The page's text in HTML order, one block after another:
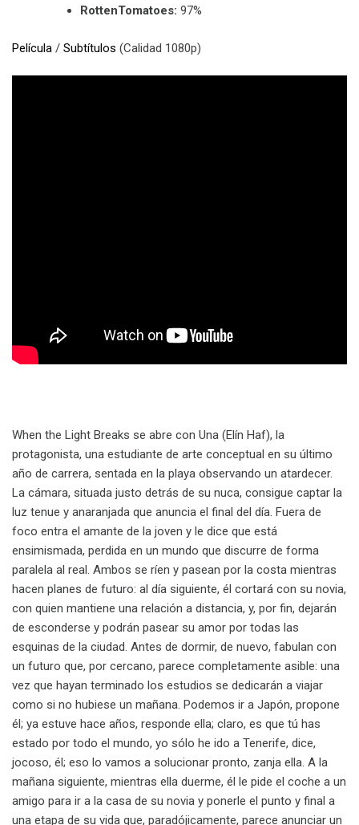
RottenTomatoes: 97%
Película / Subtítulos (Calidad 1080p)
When the Light Breaks se abre con Una (Elín Haf), la
protagonista, una estudiante de arte conceptual en su último
año de carrera, sentada en la playa observando un atardecer.
La cámara, situada justo detrás de su nuca, consigue captar la
luz tenue y anaranjada que anuncia el final del día. Fuera de
foco entra el amante de la joven y le dice que está
ensimismada, perdida en un mundo que discurre de forma
paralela al real. Ambos se ríen y pasean por la costa mientras
hacen planes de futuro: al día siguiente, él cortará con su novia,
con quien mantiene una relación a distancia, y, por fin, dejarán
de esconderse y podrán pasear su amor por todas las
esquinas de la ciudad. Antes de dormir, de nuevo, fabulan con
un futuro que, por cercano, parece completamente asible: una
vez que hayan terminado los estudios se dedicarán a viajar
como si no hubiese un mañana. Podemos ir a Japón, propone
él; ya estuve hace años, responde ella; claro, es que tú has
estado por todo el mundo, yo sólo he ido a Tenerife, dice,
jocoso, él; eso lo vamos a solucionar pronto, zanja ella. A la
mañana siguiente, mientras ella duerme, él le pide el coche a un
amigo para ir a la casa de su novia y ponerle el punto y final a
una etapa de su vida que, paradójicamente, parece anunciar un